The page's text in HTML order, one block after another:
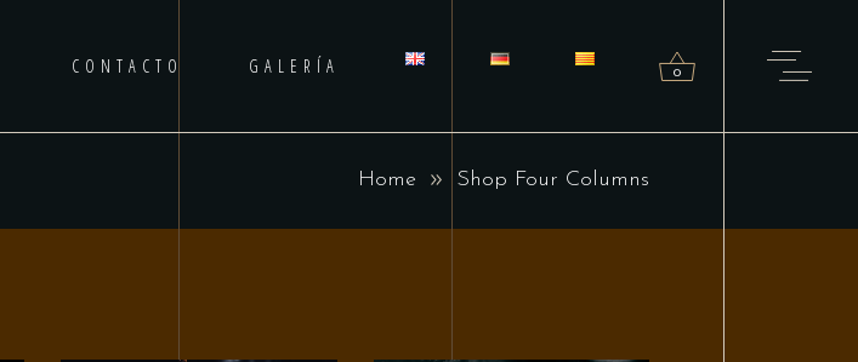
CONTACTO GALERÍA 0
No products in the cart.
Home Shop Four Columns